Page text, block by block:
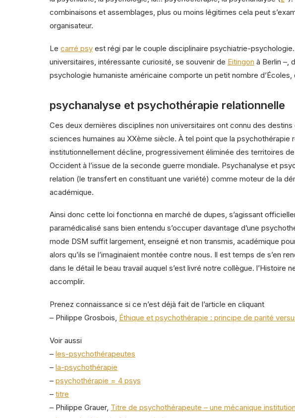
combinaisons et assemblages, plus ou moins légitimes cela peut
organisateur.
Le carré psy est régi par le couple disciplinaire psychiatrie-
universitaires, intéressante curiosité, se souvenir de Eitingon à Berlin –,
psychologie humaniste américaine comporte un petit nombre d’Écoles,
psychanalyse et psychothérapie relationnelle
Ces deux dernières disciplines non universitaires ont connu des
sciences humaines au XXème siècle. À tel point que la
institutionnellement décline, progressivement éliminée des territoires
Occident à l’issue de la seconde guerre mondiale. Psychanalyse et
relation (le transfert en constituant une variété) comme moteur de la
académique.
Ainsi donc cette loi fonctionna en marché de dupes, s’agissant
paramédicalisé sans bien entendu s’occuper davantage d’une
mode DSM suffit largement, enseigné et non transmis, académique
alors qu’ils se l’imaginaient montée contre nous. Il est temps de s’en
dans le détail le beau travail auquel s’est livré notre collègue. l’Histoire
accomplir.
Prenez connaissance si ce n’est déjà fait de l’article en cliquant
– Philippe Grosbois, Éthique et psychothérapie : principe de parité
Voir aussi
– les-psychothérapeutes
– la-psychothérapie
– psychothérapie = 4 psys
– titre
– Philippe Grauer, Titre de psychothérapeute – une mécanique